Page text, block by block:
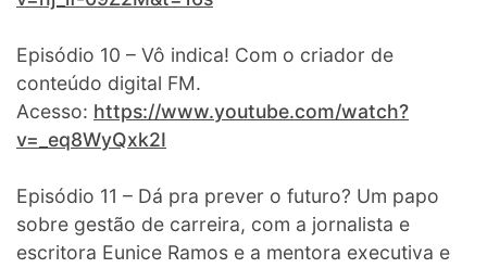
Episódio 10 – Vô indica! Com o criador de
conteúdo digital FM.
Acesso: https://www.youtube.com/watch?
v=_eq8WyQxk2I
Episódio 11 – Dá pra prever o futuro? Um papo
sobre gestão de carreira, com a jornalista e
escritora Eunice Ramos e a mentora executiva e